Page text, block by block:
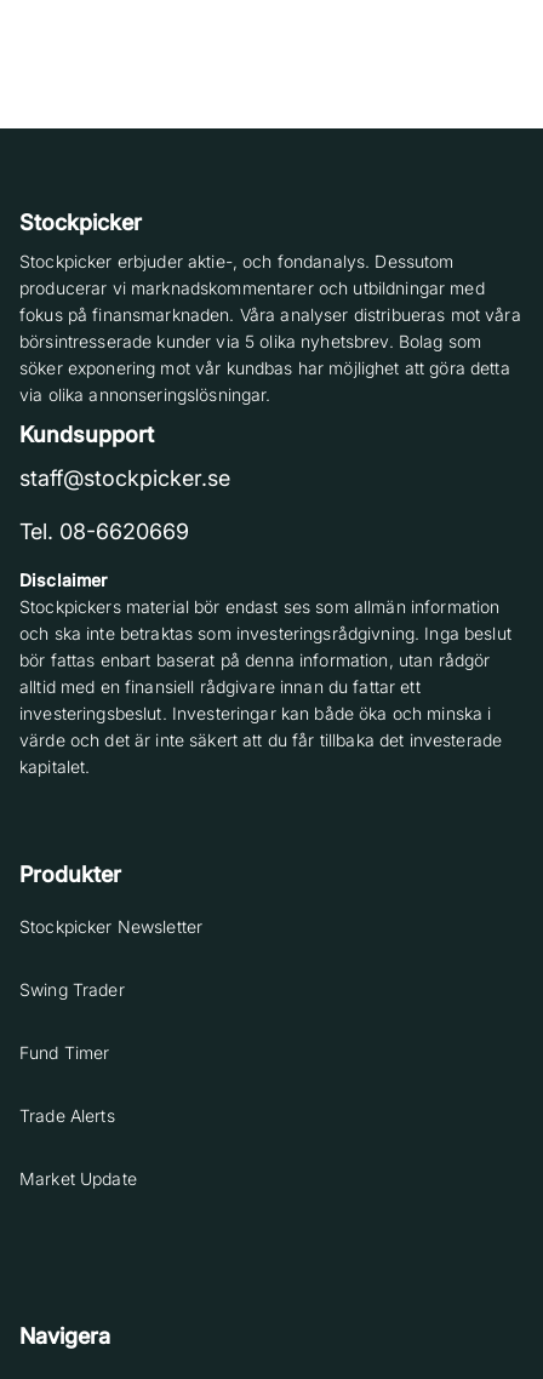
Stockpicker
Stockpicker erbjuder aktie-, och fondanalys. Dessutom
producerar vi marknadskommentarer och utbildningar med
fokus på finansmarknaden. Våra analyser distribueras mot våra
börsintresserade kunder via 5 olika nyhetsbrev. Bolag som
söker exponering mot vår kundbas har möjlighet att göra detta
via olika annonseringslösningar.
Kundsupport
staff@stockpicker.se
Tel. 08-6620669
Disclaimer
Stockpickers material bör endast ses som allmän information
och ska inte betraktas som investeringsrådgivning. Inga beslut
bör fattas enbart baserat på denna information, utan rådgör
alltid med en finansiell rådgivare innan du fattar ett
investeringsbeslut. Investeringar kan både öka och minska i
värde och det är inte säkert att du får tillbaka det investerade
kapitalet.
Produkter
Stockpicker Newsletter
Swing Trader
Fund Timer
Trade Alerts
Market Update
Navigera